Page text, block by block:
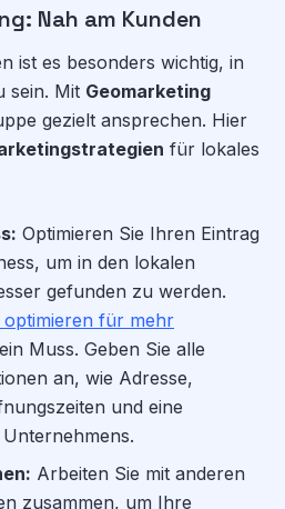
Nah am Kunden
ist es besonders wichtig, in
sein. Mit Geomarketing
gezielt ansprechen. Hier
für lokales
Optimieren Sie Ihren Eintrag
um in den lokalen
gefunden zu werden.
optimieren für mehr
Muss. Geben Sie alle
an, wie Adresse,
und eine
Arbeiten Sie mit anderen
zusammen, um Ihre